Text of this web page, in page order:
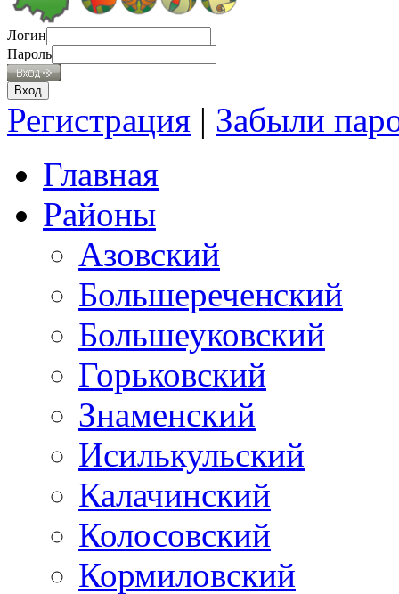
Логин
Пароль
Регистрация | Забыли
Главная
Районы
Азовский
Большереченский
Большеуковский
Горьковский
Знаменский
Исилькульский
Калачинский
Колосовский
Кормиловский